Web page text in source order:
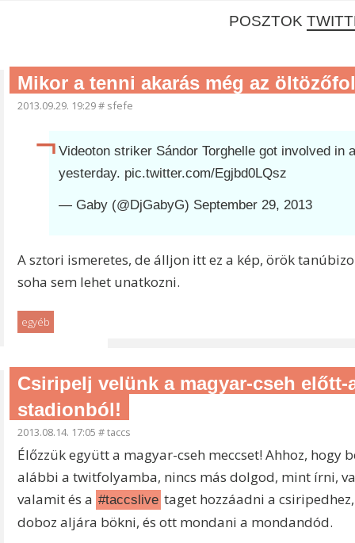
POSZTOK
Mikor a tenni akarás még az
2013.09.29. 19:29# sfefe
Videoton striker Sándor Torghelle got involved in
yesterday. pic.twitter.com/Egjbd0LQsz
— Gaby (@DjGabyG) September 29, 2013
A sztori ismeretes, de álljon itt ez a kép, örök
soha sem lehet unatkozni.
egyéb
Csiripelj velünk a magyar-cseh
stadionból!
2013.08.14. 17:05 #taccs
Élőzzük együtt a magyar-cseh meccset! Ahhoz, hogy
alábbi a twitfolyamba, nincs más dolgod, mint írni,
valamit és a #taccslive taget hozzáadni a
doboz aljára bökni, és ott mondani a mondandód.